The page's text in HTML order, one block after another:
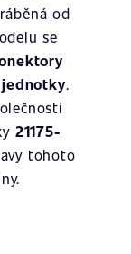
od
se
.
21175-
tohoto